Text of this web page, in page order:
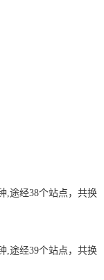
,途经38个站点，共换
,途经39个站点，共换